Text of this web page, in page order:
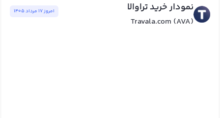
نمودار خرید تراوالا
Travala.com (AVA)
امروز ١٧ مرداد ١٤٠٥